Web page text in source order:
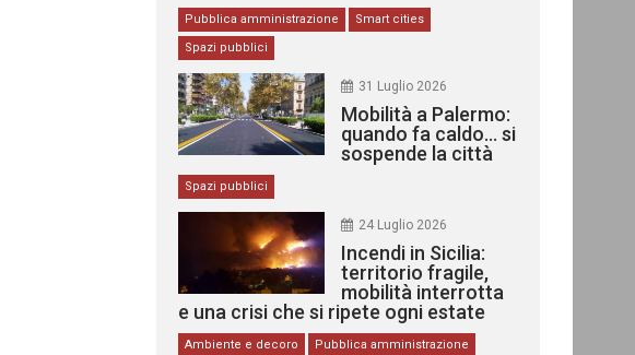
Pubblica amministrazione
Smart cities
Spazi pubblici
31 Luglio 2026
Mobilità a Palermo:
quando fa caldo… si
sospende la città
Spazi pubblici
24 Luglio 2026
Incendi in Sicilia:
territorio fragile,
mobilità interrotta
e una crisi che si ripete ogni estate
Ambiente e decoro Pubblica amministrazione